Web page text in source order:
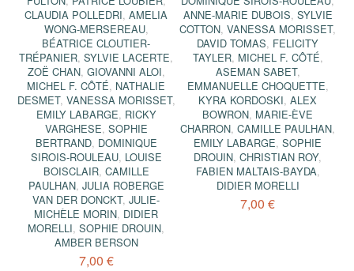
CLAUDIA POLLEDRI,AMELIA
WONG-MERSEREAU,
BÉATRICE CLOUTIER-
TRÉPANIER,SYLVIE LACERTE,
ZOË CHAN, GIOVANNI ALOI,
MICHEL F. CÔTÉ, NATHALIE
DESMET, VANESSA MORISSET,
EMILY LABARGE, RICKY
VARGHESE, SOPHIE
BERTRAND, DOMINIQUE
SIROIS-ROULEAU, LOUISE
BOISCLAIR, CAMILLE
PAULHAN, JULIA ROBERGE
VAN DER DONCKT,JULIE-
MICHÈLE MORIN, DIDIER
MORELLI,SOPHIE DROUIN,
AMBER BERSON
7,00 €
ANNE-MARIE DUBOIS, SYLVIE
COTTON,VANESSA MORISSET,
DAVID TOMAS, FELICITY
TAYLER, MICHEL F. CÔTÉ,
ASEMAN SABET,
EMMANUELLE CHOQUETTE,
KYRA KORDOSKI,ALEX
BOWRON, MARIE-ÈVE
CHARRON,CAMILLE PAULHAN,
EMILY LABARGE,SOPHIE
DROUIN,CHRISTIAN ROY,
FABIEN MALTAIS-BAYDA,
DIDIER MORELLI
7,00 €